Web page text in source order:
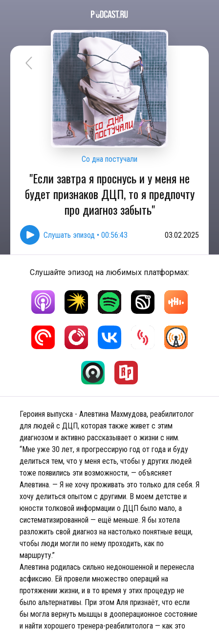
Со дна постучали
"Если завтра я проснусь и у меня не
будет признаков ДЦП, то я предпочту
про диагноз забыть"
Слушать эпизод • 00:56:43 03.02.2025
Слушайте эпизод на любимых платформах:
Героиня выпуска - Алевтина Махмудова, реабилитолог
для людей с ДЦП, которая также живет с этим
диагнозом и активно рассказывает о жизни с ним.
“Мне уже 30 лет, я прогрессирую год от года и буду
делиться тем, что у меня есть, чтобы у других людей
тоже появились эти возможности, — объясняет
Алевтина. — Я не хочу проживать это только для себя. Я
хочу делиться опытом с другими. В моем детстве и
юности толковой информации о ДЦП было мало, а
систематизированной — ещё меньше. Я бы хотела
разложить свой диагноз на настолько понятные вещи,
чтобы люди могли по нему проходить, как по
маршруту.”
Алевтина родилась сильно недоношенной и перенесла
асфиксию. Ей провели множество операций на
протяжении жизни, и в то время у этих процедур не
было альтернативы. При этом Аля признаёт, что если
бы могла вернуть мышцы в дооперационное состояние
и найти хорошего тренера-реабилитолога — как это